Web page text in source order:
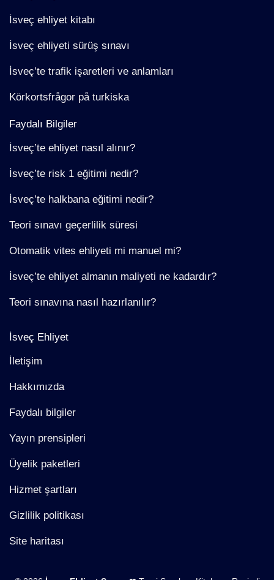
İsveç ehliyet kitabı
İsveç ehliyeti sürüş sınavı
İsveç’te trafik işaretleri ve anlamları
Körkortsfrågor på turkiska
Faydalı Bilgiler
İsveç’te ehliyet nasıl alınır?
İsveç’te risk 1 eğitimi nedir?
İsveç’te halkbana eğitimi nedir?
Teori sınavı geçerlilik süresi
Otomatik vites ehliyeti mi manuel mi?
İsveç’te ehliyet almanın maliyeti ne kadardır?
Teori sınavına nasıl hazırlanılır?
İsveç Ehliyet
İletişim
Hakkımızda
Faydalı bilgiler
Yayın prensipleri
Üyelik paketleri
Hizmet şartları
Gizlilik politikası
Site haritası